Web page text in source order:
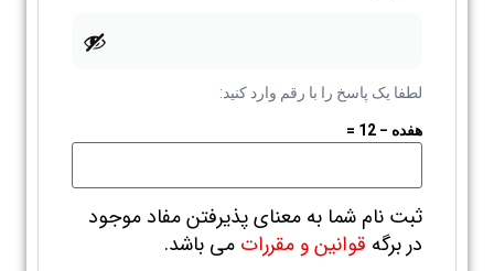
لطفا یک پاسخ را با رقم وارد کنید:
هفده − 12 =
ثبت نام شما به معنای پذیرفتن مفاد موجود
در برگه قوانین و مقررات می باشد.